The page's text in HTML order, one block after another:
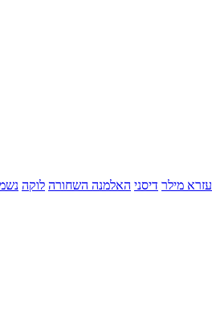
עזרא מילר דיסני האלמנה השחורה לוקה